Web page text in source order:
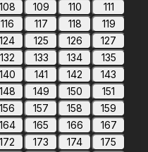
108 109 110
111
116 117 118
119
124 125 126
127
132 133 134
135
140 141 142
143
148 149 150
151
156 157 158
159
164 165 166
167
172 173 174
175